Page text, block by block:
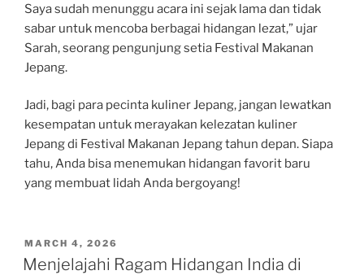
Saya sudah menunggu acara ini sejak lama dan tidak
sabar untuk mencoba berbagai hidangan lezat,” ujar
Sarah, seorang pengunjung setia Festival Makanan
Jepang.
Jadi, bagi para pecinta kuliner Jepang, jangan lewatkan
kesempatan untuk merayakan kelezatan kuliner
Jepang di Festival Makanan Jepang tahun depan. Siapa
tahu, Anda bisa menemukan hidangan favorit baru
yang membuat lidah Anda bergoyang!
POSTED
ON
MARCH 4, 2026
Menjelajahi Ragam Hidangan India di